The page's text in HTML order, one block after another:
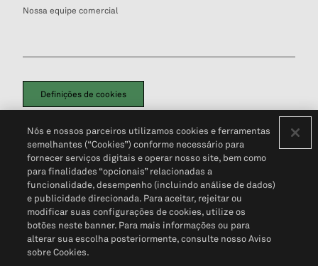
Nossa equipe comercial
Definições de cookies
Política de PrivacidadePortal de privacidade do cliente (em inglês)
Não Venda Minhas Informações Pessoais© 2026 S&P Global
Nós e nossos parceiros utilizamos cookies e ferramentas
semelhantes (“Cookies”) conforme necessário para
fornecer serviços digitais e operar nosso site, bem como
para finalidades “opcionais” relacionadas a
funcionalidade, desempenho (incluindo análise de dados)
e publicidade direcionada. Para aceitar, rejeitar ou
modificar suas configurações de cookies, utilize os
botões neste banner. Para mais informações ou para
alterar sua escolha posteriormente, consulte nosso Aviso
sobre Cookies.